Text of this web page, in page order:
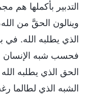
التدبير بأكملها هم
وينالون الحقَّ من
الذي يطلبه الله. في
فحسب شبه الإنسان
الحق الذي يطلبه
الشبه الذي لطالما